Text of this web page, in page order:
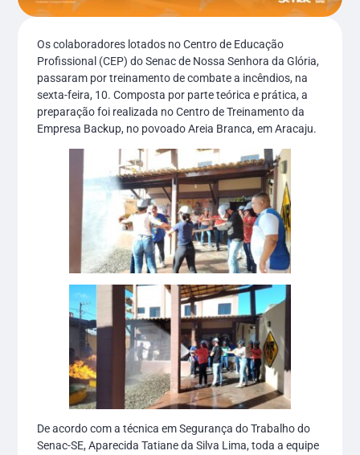
Os colaboradores lotados no Centro de Educação
Profissional (CEP) do Senac de Nossa Senhora da Glória,
passaram por treinamento de combate a incêndios, na
sexta-feira, 10. Composta por parte teórica e prática, a
preparação foi realizada no Centro de Treinamento da
Empresa Backup, no povoado Areia Branca, em Aracaju.
De acordo com a técnica em Segurança do Trabalho do
Senac-SE, Aparecida Tatiane da Silva Lima, toda a equipe